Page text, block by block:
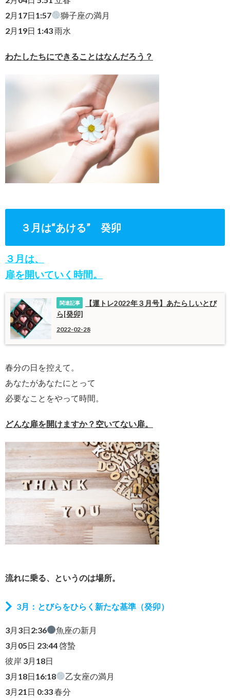
2月17日1:57
獅子座の満月
2月19日 1:43 雨水
わたしたちにできることはなんだろう？
３月は“あける” 癸卯
３月は、
扉を開いていく時間。
【運トレ2022年３月号】あたらしいとび
ら[癸卯]
2022-02-28
春分の日を控えて。
あなたがあなたにとって
必要なことをやって時間。
どんな扉を開けますか？空いてない扉。
流れに乗る、というのは場所。
3月：とびらをひらく新たな基準（癸卯）
3月3日2:36
魚座の新月
3月05日 23:44 啓蟄
彼岸 3月18日
3月18日16:18
乙女座の満月
3月21日 0:33 春分